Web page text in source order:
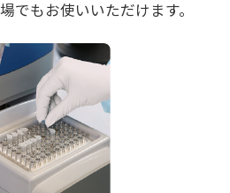
でもお使いいただけます。